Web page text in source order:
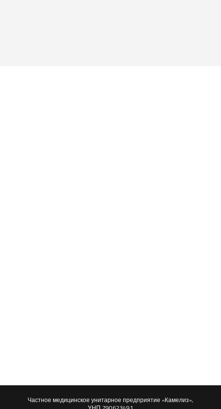
Частное медицинское унитарное предприятие «Камелиз»,